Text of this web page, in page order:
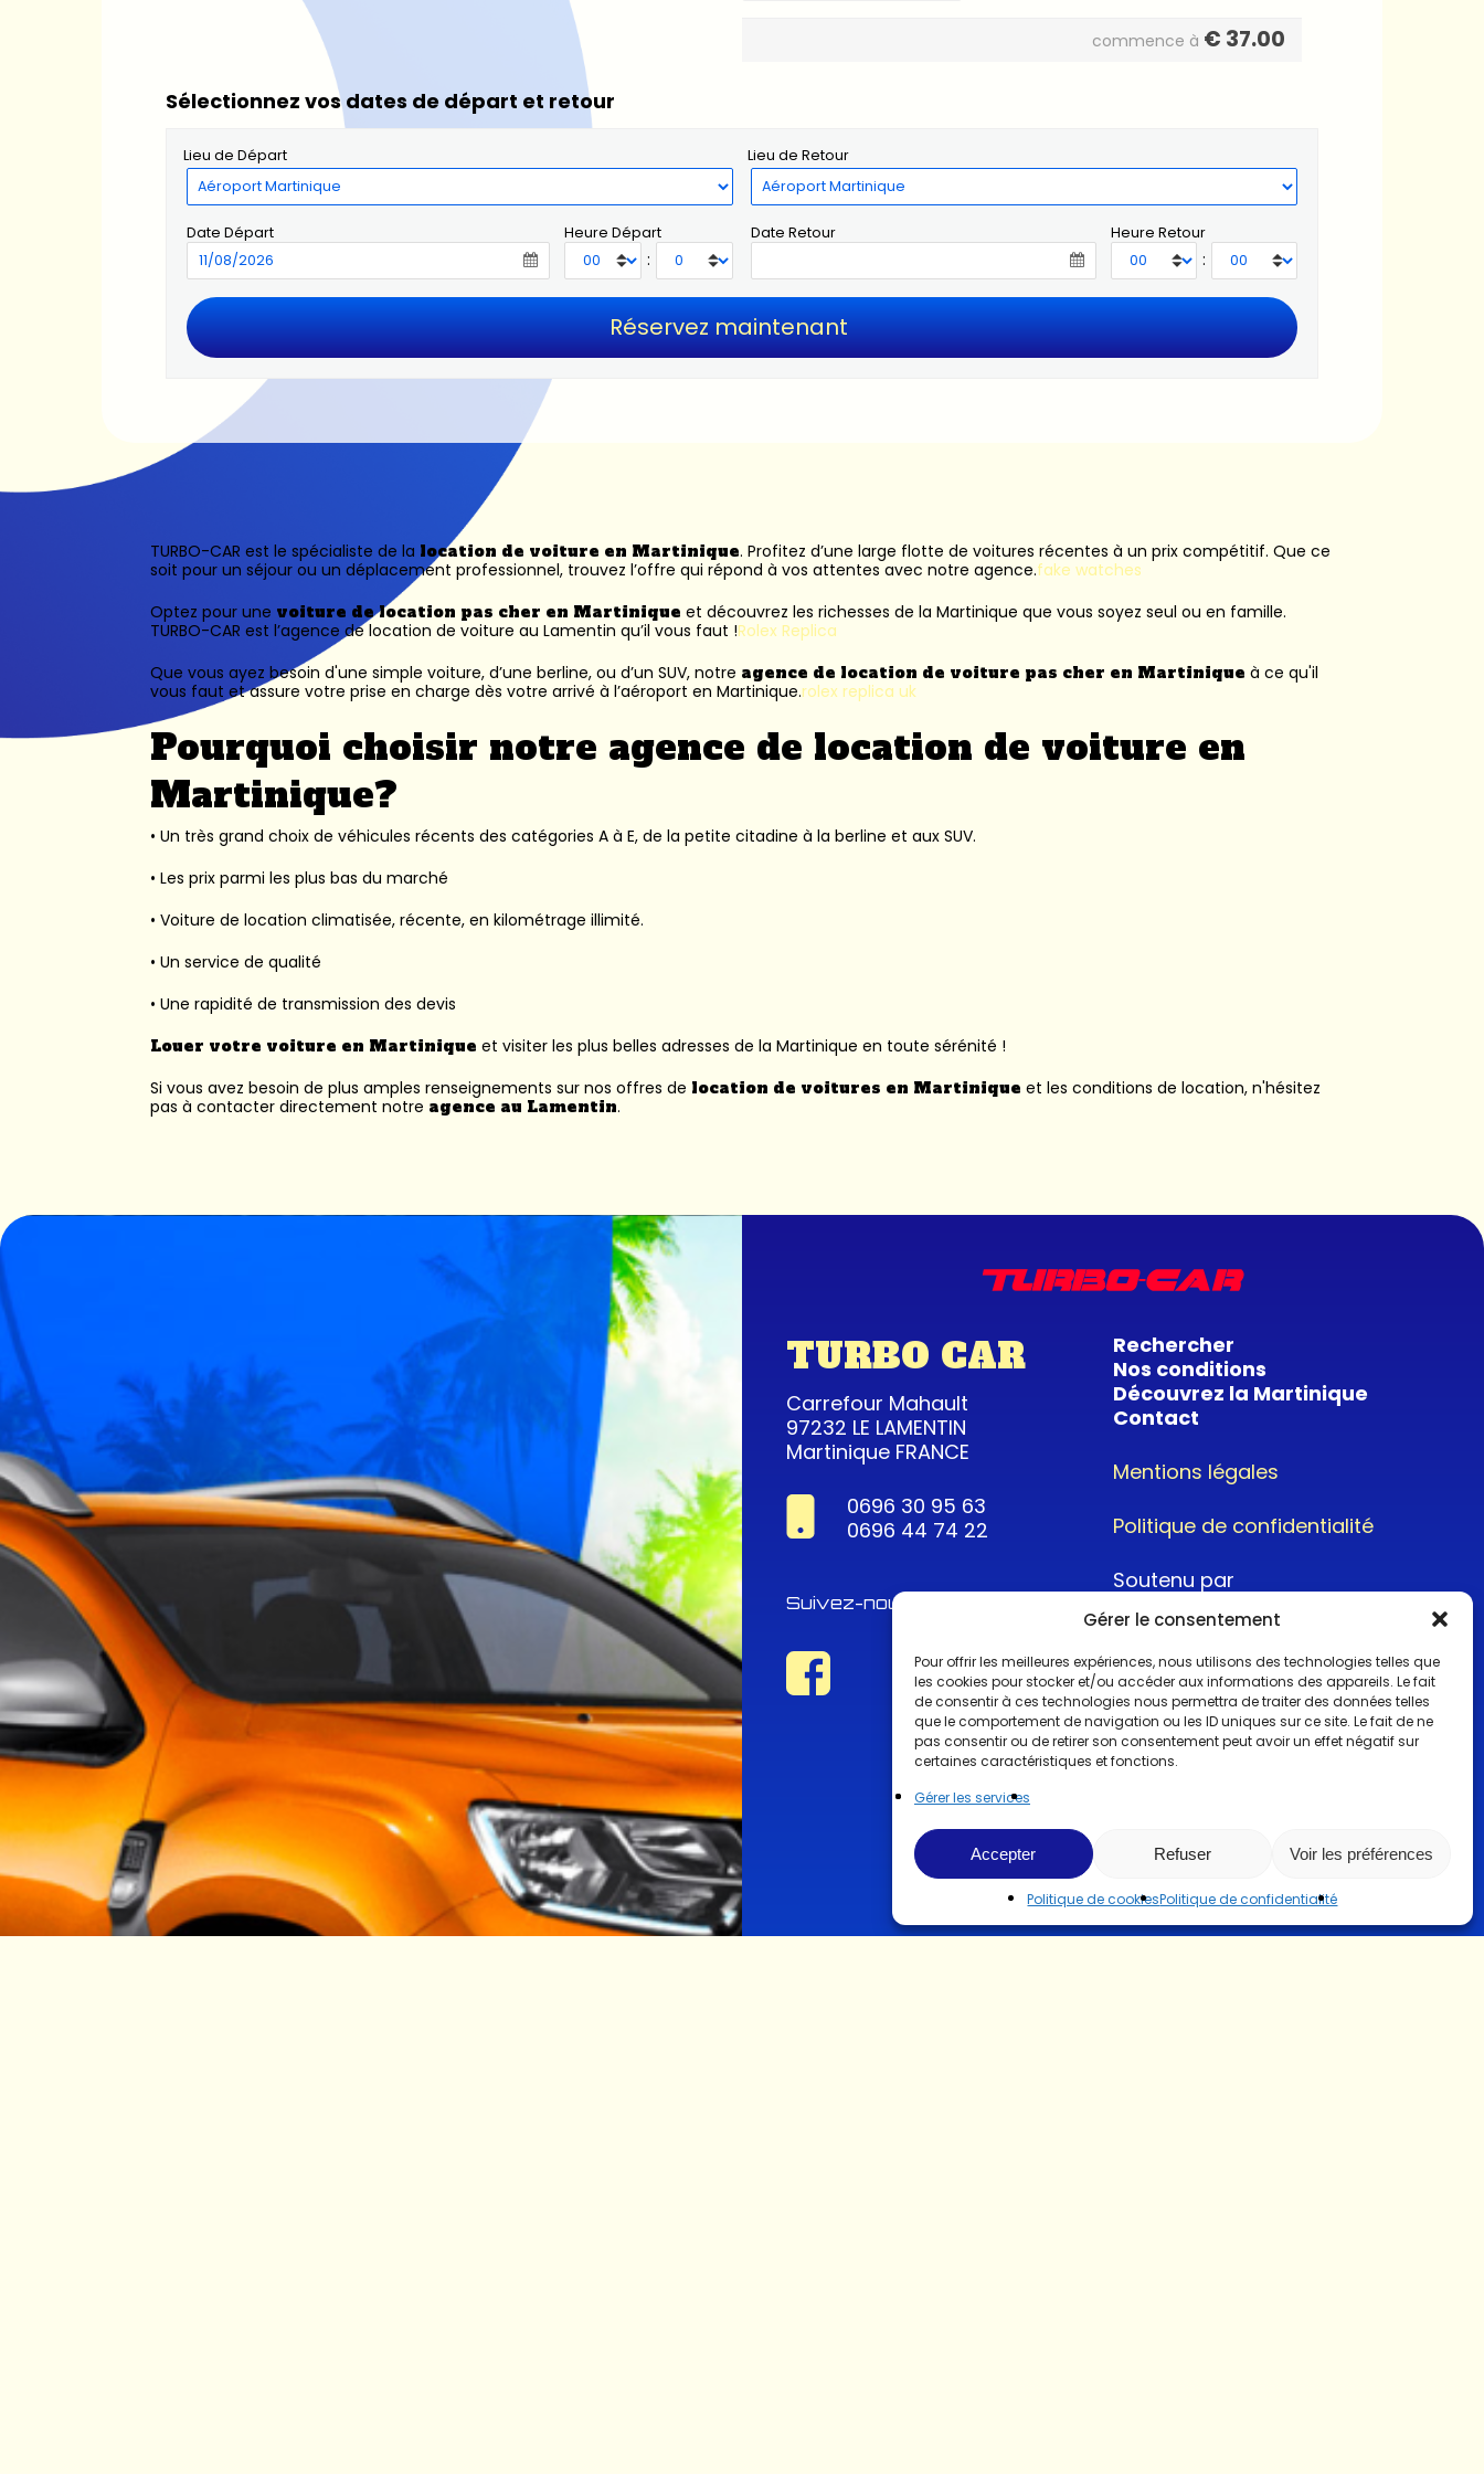
Gérer le consentement
Pour offrir les meilleures expériences, nous utilisons des technologies telles que
les cookies pour stocker et/ou accéder aux informations des appareils. Le fait
de consentir à ces technologies nous permettra de traiter des données telles
que le comportement de navigation ou les ID uniques sur ce site. Le fait de ne
pas consentir ou de retirer son consentement peut avoir un effet négatif sur
certaines caractéristiques et fonctions.
Gérer les services
Accepter Refuser Voir les préférences
Politique de cookiesPolitique de confidentialité
commence à € 37.00
Sélectionnez vos dates de départ et retour
Lieu de Départ Lieu de Retour
Date Départ Heure Départ
:
Date Retour Heure Retour
:
TURBO-CAR est le spécialiste de la location de voiture en Martinique. Profitez d’une large flotte de voitures récentes à un prix compétitif. Que ce
soit pour un séjour ou un déplacement professionnel, trouvez l’offre qui répond à vos attentes avec notre agence.fake watches
Optez pour une voiture de location pas cher en Martinique et découvrez les richesses de la Martinique que vous soyez seul ou en famille.
TURBO-CAR est l’agence de location de voiture au Lamentin qu’il vous faut !Rolex Replica
Que vous ayez besoin d'une simple voiture, d’une berline, ou d’un SUV, notre agence de location de voiture pas cher en Martinique à ce qu'il
vous faut et assure votre prise en charge dès votre arrivé à l’aéroport en Martinique.rolex replica uk
Pourquoi choisir notre agence de location de voiture en
Martinique?
• Un très grand choix de véhicules récents des catégories A à E, de la petite citadine à la berline et aux SUV.
• Les prix parmi les plus bas du marché
• Voiture de location climatisée, récente, en kilométrage illimité.
• Un service de qualité
• Une rapidité de transmission des devis
Louer votre voiture en Martinique et visiter les plus belles adresses de la Martinique en toute sérénité !
Si vous avez besoin de plus amples renseignements sur nos offres de location de voitures en Martinique et les conditions de location, n'hésitez
pas à contacter directement notre agence au Lamentin.
TURBO CAR
Carrefour Mahault
97232 LE LAMENTIN
Martinique FRANCE
0696 30 95 63
0696 44 74 22
Suivez-nous !
Rechercher
Nos conditions
Découvrez la Martinique
Contact
Mentions légales
Politique de confidentialité
Soutenu par
@2022CopyrightTurboCar